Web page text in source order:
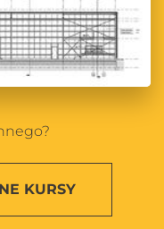
KURSY